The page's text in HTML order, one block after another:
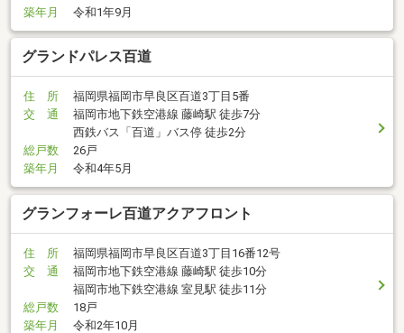
築年月
令和1年9月
グランドパレス百道
住 所
福岡県福岡市早良区百道3丁目5番
交 通
福岡市地下鉄空港線 藤崎駅 徒歩7分
西鉄バス「百道」バス停 徒歩2分
総戸数
26戸
築年月
令和4年5月
グランフォーレ百道アクアフロント
住 所
福岡県福岡市早良区百道3丁目16番12号
交 通
福岡市地下鉄空港線 藤崎駅 徒歩10分
福岡市地下鉄空港線 室見駅 徒歩11分
総戸数
18戸
築年月
令和2年10月